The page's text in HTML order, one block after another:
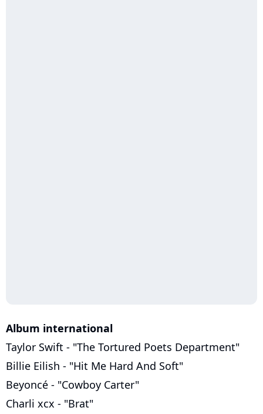
Album international
Taylor Swift - "The Tortured Poets Department"
Billie Eilish - "Hit Me Hard And Soft"
Beyoncé - "Cowboy Carter"
Charli xcx - "Brat"